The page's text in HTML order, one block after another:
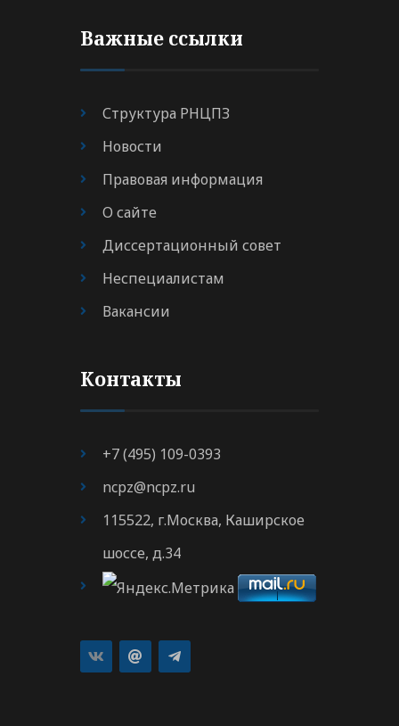
Важные ссылки
Структура РНЦПЗ
Новости
Правовая информация
О сайте
Диссертационный совет
Неспециалистам
Вакансии
Контакты
+7 (495) 109-0393
ncpz@ncpz.ru
115522, г.Москва, Каширское
шоссе, д.34